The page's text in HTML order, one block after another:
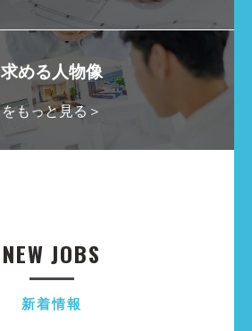
求める人物像
をもっと見る＞
新着情報
NEW JOBS